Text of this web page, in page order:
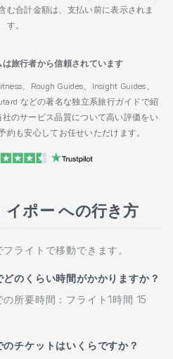
む合計金額は、支払い前に表示されま
す。
旅行者から信頼されています
、Rough Guides、Insight Guides、
などの著名な独立系旅行ガイドで紹
のサービス品質について高い評価をい
約も安心してお任せいただけます。
イポー への行き方
ライトで移動できます。
のくらい時間がかかりますか？
所要時間：フライト1時間 15
チケットはいくらですか？